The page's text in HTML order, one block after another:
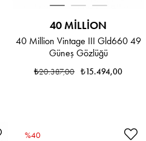
40 MILLION
40 Million Vintage III Gld660 49
Güneş Gözlüğü
₺15.494,00
₺20.387,00
%40